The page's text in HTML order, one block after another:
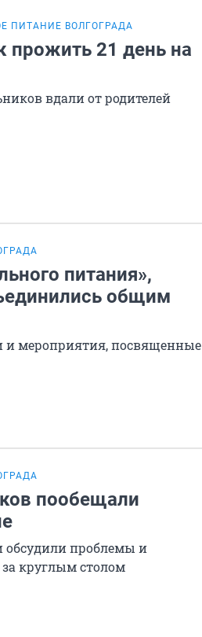
ПИТАНИЕ ВОЛГОГРАДА
прожить 21 день на
вдали от родителей
питания»,
общим
и мероприятия, посвященные
пообещали
обсудили проблемы и
круглым столом